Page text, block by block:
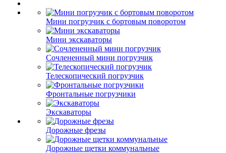
Мини погрузчик с бортовым поворотом
Мини экскаваторы
Сочлененный мини погрузчик
Телескопический погрузчик
Фронтальные погрузчики
Экскаваторы
Дорожные фрезы
Дорожные щетки коммунальные